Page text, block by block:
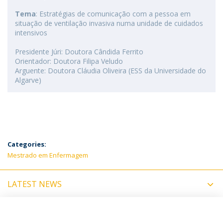
Tema: Estratégias de comunicação com a pessoa em
situação de ventilação invasiva numa unidade de cuidados
intensivos
Presidente Júri: Doutora Cândida Ferrito
Orientador: Doutora Filipa Veludo
Arguente: Doutora Cláudia Oliveira (ESS da Universidade do
Algarve)
Categories:
Mestrado em Enfermagem
LATEST NEWS